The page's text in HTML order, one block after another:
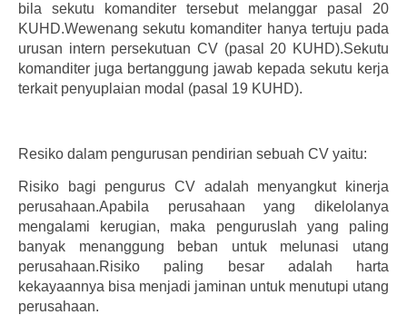
bila sekutu komanditer tersebut melanggar pasal 20
KUHD.Wewenang sekutu komanditer hanya tertuju pada
urusan intern persekutuan CV (pasal 20 KUHD).Sekutu
komanditer juga bertanggung jawab kepada sekutu kerja
terkait penyuplaian modal (pasal 19 KUHD).
Resiko dalam pengurusan pendirian sebuah CV yaitu:
Risiko bagi pengurus CV adalah menyangkut kinerja
perusahaan.Apabila perusahaan yang dikelolanya
mengalami kerugian, maka penguruslah yang paling
banyak menanggung beban untuk melunasi utang
perusahaan.Risiko paling besar adalah harta
kekayaannya bisa menjadi jaminan untuk menutupi utang
perusahaan.